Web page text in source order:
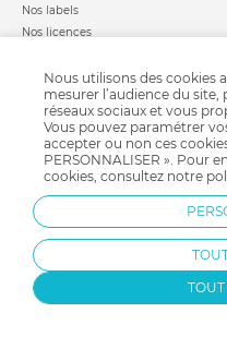
Nos labels
Nos licences
Nous utilisons des cookies
mesurer l’audience du
réseaux sociaux et vous
Vous pouvez paramétrer
accepter ou non ces
PERSONNALISER ». Pour
cookies, consultez notre